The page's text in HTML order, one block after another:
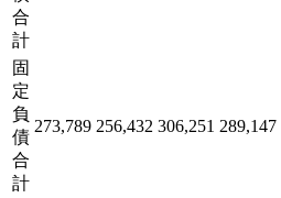
合
計
固
定
負
債
合
計
273,789 256,432 306,251 289,147